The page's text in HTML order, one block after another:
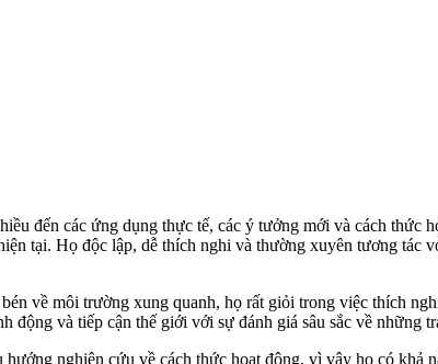
đến các ứng dụng thực tế, các ý tưởng mới và cách thức
tại. Họ độc lập, dễ thích nghi và thường xuyên tương tác
về môi trường xung quanh, họ rất giỏi trong việc thích
và tiếp cận thế giới với sự đánh giá sâu sắc về những
nghiên cứu về cách thức hoạt động, vì vậy họ có khả